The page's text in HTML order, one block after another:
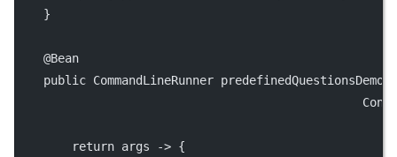
    }
    @
Bean
public CommandLineRunner predefinedQuestionsDemo
return args -> {